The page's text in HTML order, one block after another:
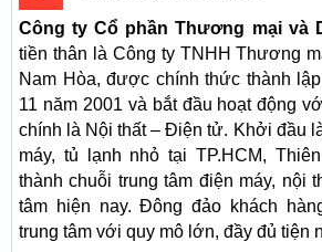
Công ty Cổ phần Thương mại và
tiền thân là Công ty TNHH Thương
Nam Hòa, được chính thức thành
11 năm 2001 và bắt đầu hoạt động
chính là Nội thất – Điện tử. Khởi đầu
máy, tủ lạnh nhỏ tại TP.HCM,
thành chuỗi trung tâm điện máy, nội
tâm hiện nay. Đông đảo khách
trung tâm với quy mô lớn, đầy đủ tiện